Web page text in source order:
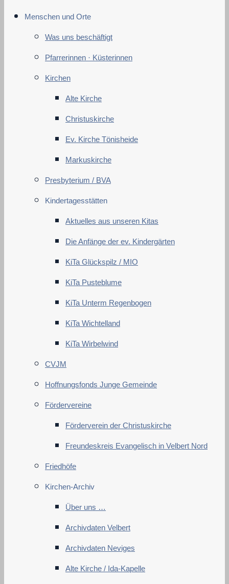
Menschen und Orte
Was uns beschäftigt
Pfarrerinnen · Küsterinnen
Kirchen
Alte Kirche
Christuskirche
Ev. Kirche Tönisheide
Markuskirche
Presbyterium / BVA
Kindertagesstätten
Aktuelles aus unseren Kitas
Die Anfänge der ev. Kindergärten
KiTa Glückspilz / MIO
KiTa Pusteblume
KiTa Unterm Regenbogen
KiTa Wichtelland
KiTa Wirbelwind
CVJM
Hoffnungsfonds Junge Gemeinde
Fördervereine
Förderverein der Christuskirche
Freundeskreis Evangelisch in Velbert Nord
Friedhöfe
Kirchen-Archiv
Über uns …
Archivdaten Velbert
Archivdaten Neviges
Alte Kirche / Ida-Kapelle